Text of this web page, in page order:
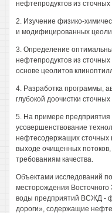
нефтепродуктов из сточных
2. Изучение физико-
и модифицированных
3. Определение
нефтепродуктов из
основе цеолитов
4. Разработка программы,
глубокой доочистки
5. На примере предприятия
усовершенствование
нефтесодержащих сточных
выходе очищенных
требованиям качества.
Объектами исследований
месторождения
воды предприятий ВСЖД -
дороги», содержащие